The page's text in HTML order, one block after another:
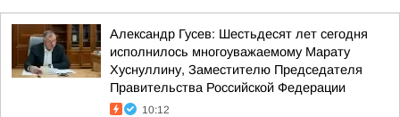
Александр Гусев: Шестьдесят лет сегодня
исполнилось многоуважаемому Марату
Хуснуллину, Заместителю Председателя
Правительства Российской Федерации
10:12